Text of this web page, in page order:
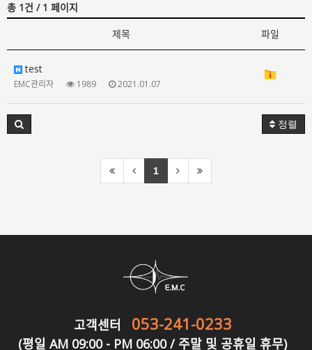
총 1건 / 1 페이지
제목 파일
test
EMC관리자 1989 2021.01.07
정렬
1
고객센터 053-241-0233
(평일 AM 09:00 - PM 06:00 / 주말 및 공휴일 휴무)